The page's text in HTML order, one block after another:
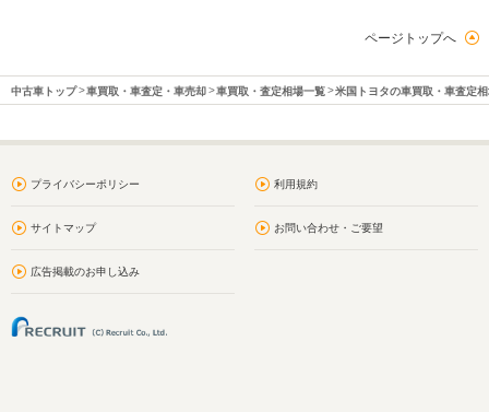
ページトップへ
中古車トップ 車買取・車査定・車売却 車買取・査定相場一覧 米国トヨタの車買取・車査定
プライバシーポリシー 利用規約
サイトマップ お問い合わせ・ご要望
広告掲載のお申し込み